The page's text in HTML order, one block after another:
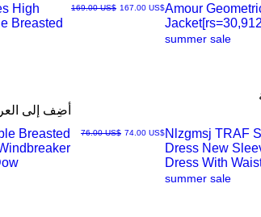
High
Breasted
سعر عادي‏169.00 US$ سعر البيع‏167.00 US$
أضِف إلى
العرض
Amour
summer sale
Breasted
سعر عادي
‏76.00 US$ سعر البيع‏74.00 US$
العرض
Nlzgmsj TRAF
Dress New
Dress With
summer sale